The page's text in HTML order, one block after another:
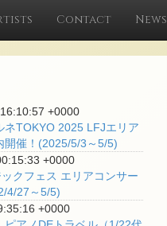
Contact News
+0000
ネTOKYO 2025 LFJエリア
開催！(2025/5/3～5/5)
+0000
クフェス エリアコンサー
4/27～5/5)
+0000